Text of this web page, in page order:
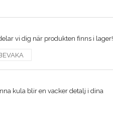
vi dig när produkten finns i lager!
kula blir en vacker detalj i dina